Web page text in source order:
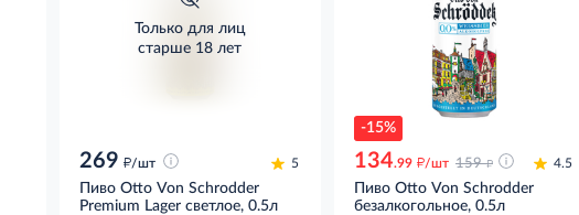
Только для лиц
старше 18 лет
269 д/шт 5
Пиво Otto Von Schrodder
Premium Lager светлое, 0.5л
-15%
134.99 д/шт 159 д 4.5
Пиво Otto Von Schrodder
безалкогольное, 0.5л